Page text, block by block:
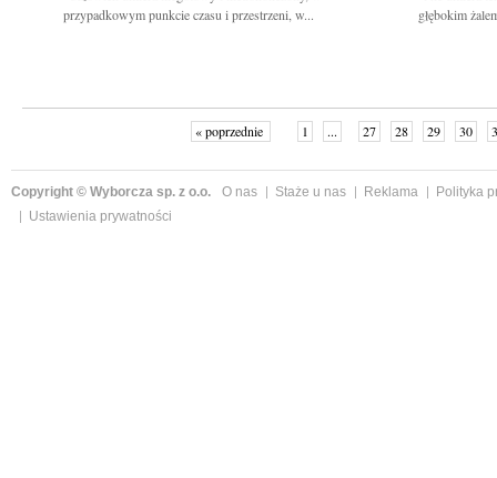
przypadkowym punkcie czasu i przestrzeni, w...
głębokim
« poprzednie 1 ... 27 28 29 30
Copyright © Wyborcza sp. z o.o. O nas Staże u nas Reklama
Polityka
Ustawienia prywatności